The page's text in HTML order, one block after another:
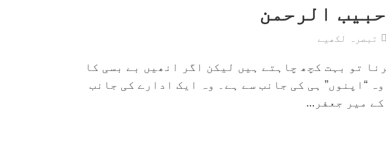
الرحمن
تبصرہ لکھیے
تو بہت کچھ چاہتے ہیں لیکن اگر انھیں بے بسی کا
“اپنوں” ہی کی جانب سے ہے۔ وہ ایک ادارے کی جانب
میر جعفر...